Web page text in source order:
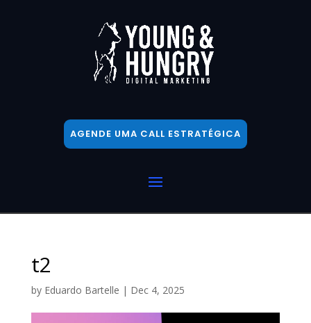
AGENDE UMA CALL ESTRATÉGICA
t2
by Eduardo Bartelle | Dec 4, 2025